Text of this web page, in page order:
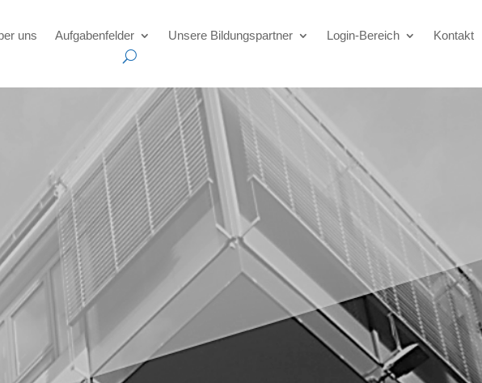
uns Aufgabenfelder Unsere Bildungspartner Login-Bereich Kontakt